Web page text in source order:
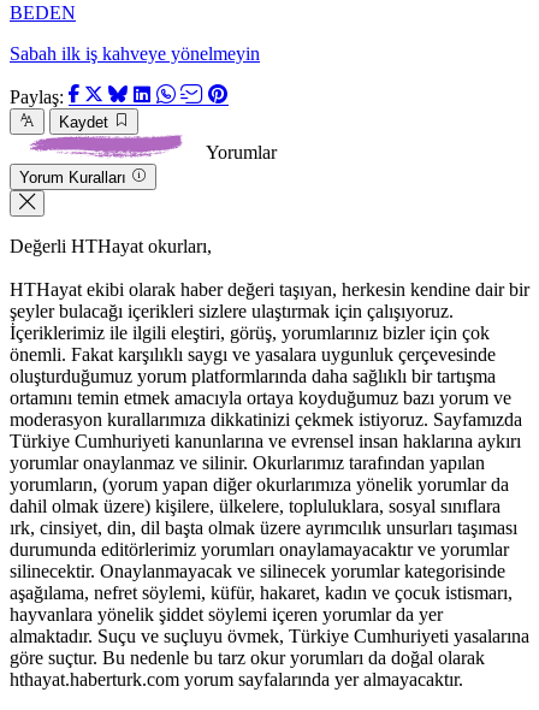
BEDEN
Sabah ilk iş kahveye yönelmeyin
Paylaş:
Kaydet
Yorumlar
Yorum Kuralları
Değerli HTHayat okurları,
HTHayat ekibi olarak haber değeri taşıyan, herkesin kendine dair bir
şeyler bulacağı içerikleri sizlere ulaştırmak için çalışıyoruz.
İçeriklerimiz ile ilgili eleştiri, görüş, yorumlarınız bizler için çok
önemli. Fakat karşılıklı saygı ve yasalara uygunluk çerçevesinde
oluşturduğumuz yorum platformlarında daha sağlıklı bir tartışma
ortamını temin etmek amacıyla ortaya koyduğumuz bazı yorum ve
moderasyon kurallarımıza dikkatinizi çekmek istiyoruz. Sayfamızda
Türkiye Cumhuriyeti kanunlarına ve evrensel insan haklarına aykırı
yorumlar onaylanmaz ve silinir. Okurlarımız tarafından yapılan
yorumların, (yorum yapan diğer okurlarımıza yönelik yorumlar da
dahil olmak üzere) kişilere, ülkelere, topluluklara, sosyal sınıflara
ırk, cinsiyet, din, dil başta olmak üzere ayrımcılık unsurları taşıması
durumunda editörlerimiz yorumları onaylamayacaktır ve yorumlar
silinecektir. Onaylanmayacak ve silinecek yorumlar kategorisinde
aşağılama, nefret söylemi, küfür, hakaret, kadın ve çocuk istismarı,
hayvanlara yönelik şiddet söylemi içeren yorumlar da yer
almaktadır. Suçu ve suçluyu övmek, Türkiye Cumhuriyeti yasalarına
göre suçtur. Bu nedenle bu tarz okur yorumları da doğal olarak
hthayat.haberturk.com yorum sayfalarında yer almayacaktır.